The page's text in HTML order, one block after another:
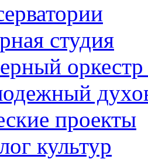
студия
оркестр
проекты
культур